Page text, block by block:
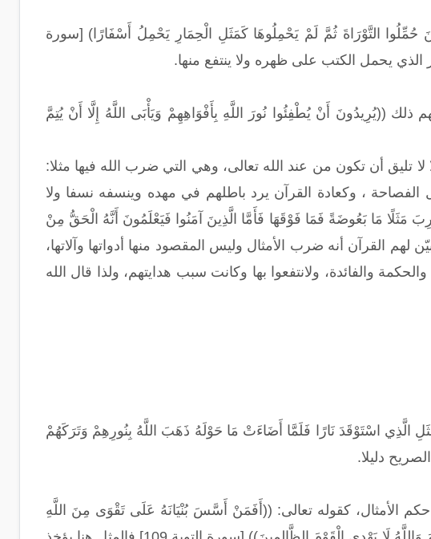
التَّوْرَاةَ ثُمَّ لَمْ يَحْمِلُوهَا كَمَثَلِ الْحِمَارِ يَحْمِلُ أَسْفَارًا) [سورة
((يُرِيدُونَ أَنْ يُطْفِئُوا نُورَ اللَّهِ بِأَفْوَاهِهِمْ وَيَأْبَى اللَّهُ إِلَّا أَنْ يُتِمَّ
تليق أن تكون من عند الله تعالى، وهي التي ضرب الله فيها مثلا:
الفصاحة ، وكعادة القرآن يرد باطلهم في مهده وينسفه نسفا ولا
مَثَلًا مَا بَعُوضَةً فَمَا فَوْقَهَا فَأَمَّا الَّذِينَ آمَنُوا فَيَعْلَمُونَ أَنَّهُ الْحَقُّ مِنْ
وَأَمَّا الَّذِينَ كَفَرُوا فَيَقُولُونَ مَاذَا أَرَادَ اللَّهُ بِهَذَا مَثَلًا) [سورة البقرة 26] بيّن لهم القرآن أنه ضرب الأمثال وليس المقصود منها أدواتها وآلاتها،
والفائدة، ولانتفعوا بها وكانت سبب هدايتهم، ولذا قال الله
الَّذِي اسْتَوْقَدَ نَارًا فَلَمَّا أَضَاءَتْ مَا حَوْلَهُ ذَهَبَ اللَّهُ بِنُورِهِمْ وَتَرَكَهُمْ
الأمثال، كقوله تعالى: ((أَفَمَنْ أَسَّسَ بُنْيَانَهُ عَلَى تَقْوَى مِنَ اللَّهِ